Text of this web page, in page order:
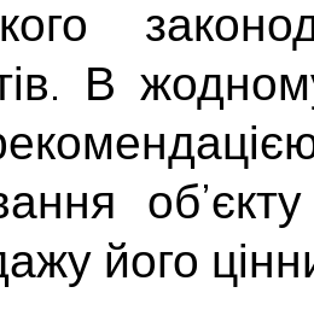
В
його